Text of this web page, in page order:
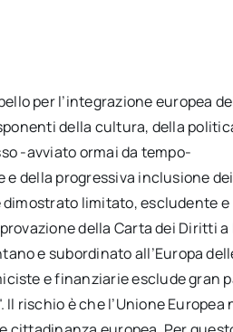
per l’integrazione europea
della cultura, della
-avviato ormai da tempo-
della progressiva inclusione
limitato, escludente e
della Carta dei Diritti
e subordinato all’Europa
e finanziarie esclude gran
rischio è che l’Unione Europea